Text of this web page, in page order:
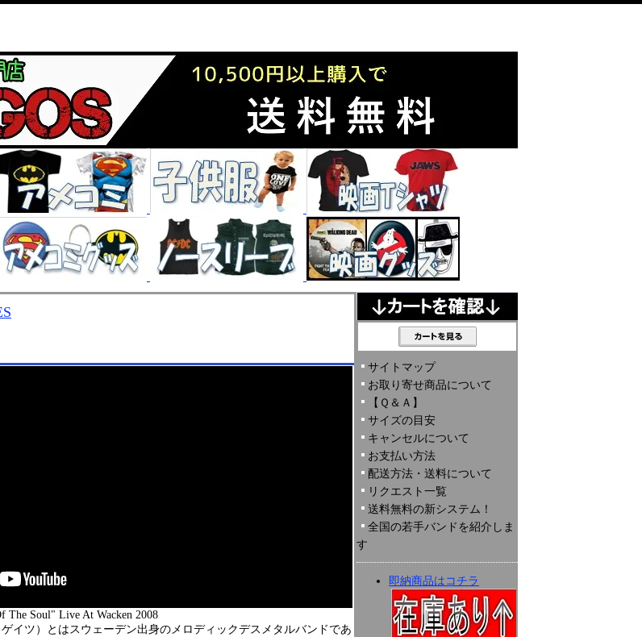
The Soul" Live At Wacken 2008
イツ）とはスウェーデン出身のメロディックデスメタルバンドであ
サイトマップ
お取り寄せ商品について
【Ｑ＆Ａ】
サイズの目安
キャンセルについて
お支払い方法
配送方法・送料について
リクエスト一覧
送料無料の新システム！
全国の若手バンドを紹介しま
す
即納商品はコチラ